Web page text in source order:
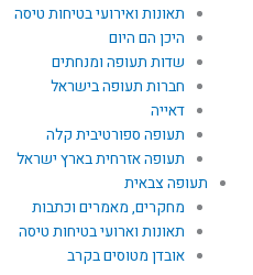
תאונות ואירועי בטיחות טיסה
היכן הם היום
שדות תעופה ומנחתים
חברות תעופה בישראל
דאייה
תעופה ספורטיבית קלה
תעופה אזרחית בארץ ישראל
תעופה צבאית
מחקרים, מאמרים וכתבות
תאונות וארועי בטיחות טיסה
אובדן מטוסים בקרב